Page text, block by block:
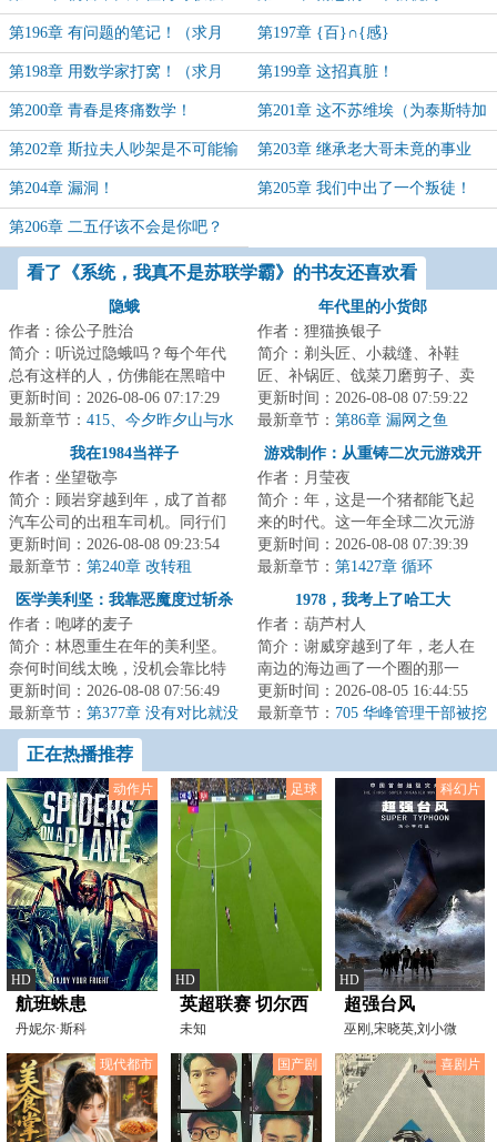
（月票加更，求月票）
第196章 有问题的笔记！（求月
票）
第197章 {百}∩{感}
第198章 用数学家打窝！（求月
票）
第199章 这招真脏！
第200章 青春是疼痛数学！ 第201章 这不苏维埃（为泰斯特加
更）
第202章 斯拉夫人吵架是不可能输
的！
第203章 继承老大哥未竟的事业
了？（求月票）
第204章 漏洞！ 第205章 我们中出了一个叛徒！
第206章 二五仔该不会是你吧？
（求月票）
看了《系统，我真不是苏联学霸》的书友还喜欢看
隐蛾
作者：徐公子胜治
简介：听说过隐蛾吗？每个年代
总有这样的人，仿佛能在黑暗中
穿行不留形迹，凭空出现又倏然
消失。存在且未...
更新时间：2026-08-06 07:17:29
最新章节： 415、今夕昨夕山与水
年代里的小货郎
作者：狸猫换银子
简介：剃头匠、小裁缝、补鞋
匠、补锅匠、戗菜刀磨剪子、卖
糖葫芦的、打麻糖的、鸡毛换糖
的、……这些跑单...
更新时间：2026-08-08 07:59:22
最新章节： 第86章 漏网之鱼
我在1984当祥子
作者：坐望敬亭
简介：顾岩穿越到年，成了首都
汽车公司的出租车司机。同行们
都自嘲他们这行是“现代祥子”。可
人家祥子正...
更新时间：2026-08-08 09:23:54
最新章节： 第240章 改转租
游戏制作：从重铸二次元游戏开
作者：月莹夜
简介：年，这是一个猪都能飞起
来的时代。这一年全球二次元游
戏市场突破百亿美元。《崩坏》
《明日方舟》《...
更新时间：2026-08-08 07:39:39
最新章节： 第1427章 循环
医学美利坚：我靠恶魔度过斩杀
线
作者：咆哮的麦子
简介：林恩重生在年的美利坚。
奈何时间线太晚，没机会靠比特
币翻盘。无奈只能他只能先做好
医生本职工作，...
更新时间：2026-08-08 07:56:49
最新章节： 第377章 没有对比就没
有伤害
1978，我考上了哈工大
作者：葫芦村人
简介：谢威穿越到了年，老人在
南边的海边画了一个圈的那一
年，也是恢复高考的第二年。了
解时代发展脉络的...
更新时间：2026-08-05 16:44:55
最新章节： 705 华峰管理干部被挖
正在热播推荐
动作片
HD
航班蛛患
丹妮尔·斯科
特,JaseRivers,WayneDobson,Li
足球
HD
英超联赛 切尔西
VS桑德兰
20251025
未知
科幻片
HD
超强台风
巫刚,宋晓英,刘小微
现代都市 国产剧 喜剧片